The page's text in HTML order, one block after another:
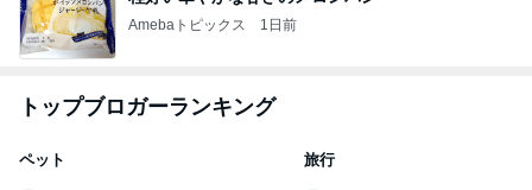
Amebaトピックス 1日前
トップブロガーランキング
ペット 旅行